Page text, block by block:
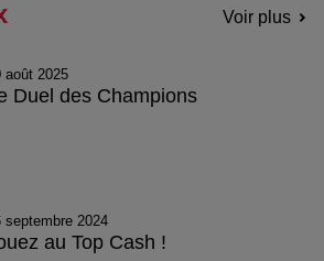
Voir plus
août 2025
Duel des Champions
septembre 2024
au Top Cash !